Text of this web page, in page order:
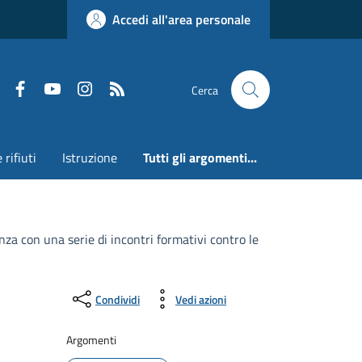
Accedi all'area personale
FaceboookYoutubeInstagram Cerca
rifiuti Istruzione Tutti gli argomenti...
con una serie di incontri formativi contro le
Condividi Vedi azioni
Argomenti